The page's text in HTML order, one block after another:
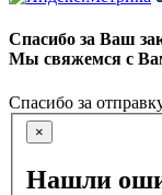
Спасибо за Ваш
Мы свяжемся с
Спасибо за
×
Нашли